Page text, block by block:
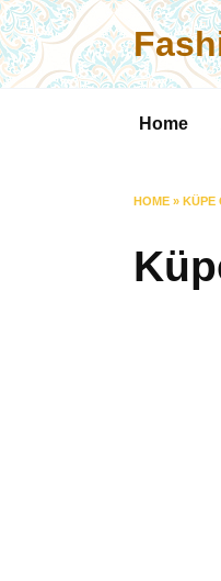
Skip
to
content
Home
HOME » KÜPE